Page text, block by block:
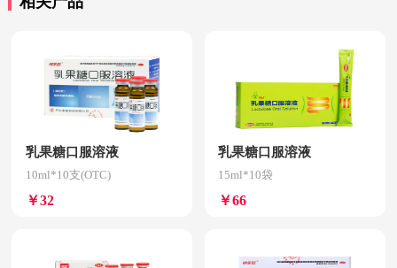
乳果糖口服溶液
10ml*10支(OTC)
￥32
乳果糖口服溶液
15ml*10袋
￥66